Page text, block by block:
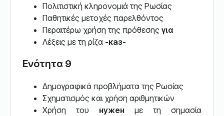
Πολιτιστική κληρονομιά της Ρωσίας
Παθητικές μετοχές παρελθόντος
Περαιτέρω χρήση της πρόθεσης για
Λέξεις με τη ρίζα -каз-
Ενότητα 9
Δημογραφικά προβλήματα της Ρωσίας
Σχηματισμός και χρήση αριθμητικών
Χρήση του нужен με τη σημασία